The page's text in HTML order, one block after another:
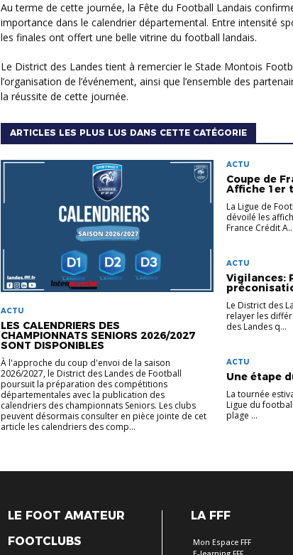
Au terme de cette journée, la Fête du Football Landais confirme une nouvelle fois son
importance dans le calendrier départemental. Entre intensité
les finales ont offert une belle vitrine du football landais.
Le District des Landes tient à remercier le Stade Montois Football pour son implication dans
l’organisation de l’événement, ainsi que l’ensemble des
la réussite de cette journée.
ARTICLES LES PLUS LUS DANS CETTE CATÉGORIE
ACTU
LES CALENDRIERS DES
CHAMPIONNATS SENIORS 2026/2027
SONT DISPONIBLES
À l'approche du coup d'envoi de la saison
2026/2027, le District des Landes de Football
poursuit la préparation des compétitions
départementales avec la publication des
calendriers des championnats Seniors. Les clubs
peuvent désormais consulter en pièce jointe de cet
article les calendriers des comp...
ACTU
Coupe de
Affiche 1er
La Ligue de
dévoilé les
France Crédit A...
ACTU
Vigilances:
Le District des
relayer les
des Landes q...
ACTU
Une étape
La tournée
Ligue du
plage ...
LE FOOT AMATEUR
FOOTCLUBS
LA FFF
Mon Espace FFF